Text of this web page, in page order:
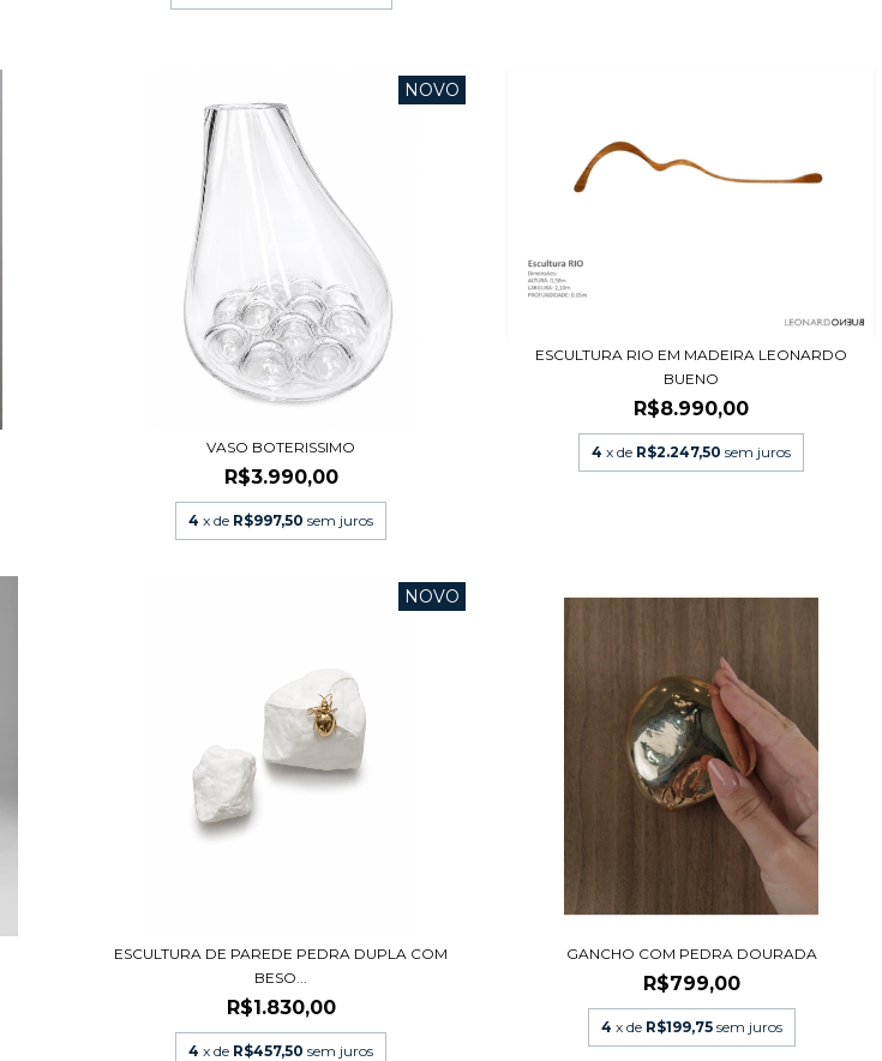
NOVO
VASO BOTERISSIMO
R$3.990,00
4 x de R$997,50 sem juros
ESCULTURA RIO EM MADEIRA LEONARDO
BUENO
R$8.990,00
4 x de R$2.247,50 sem juros
NOVO
ESCULTURA DE PAREDE PEDRA DUPLA COM
BESO...
R$1.830,00
4 x de R$457,50 sem juros
GANCHO COM PEDRA DOURADA
R$799,00
4 x de R$199,75 sem juros